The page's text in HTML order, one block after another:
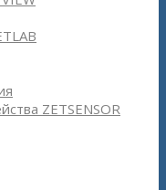
ZETSENSOR